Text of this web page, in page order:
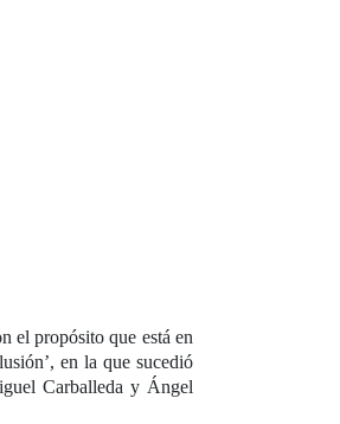
el propósito que está en
en la que sucedió
Carballeda y Ángel